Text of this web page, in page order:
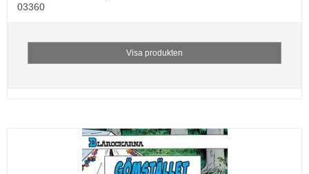
03360
Visa produkten